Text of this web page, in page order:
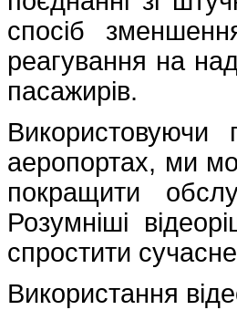
спосіб
реагування на
пасажирів.
Використовуючи
аеропортах, ми
покращити
Розумніші
спростити
Використання